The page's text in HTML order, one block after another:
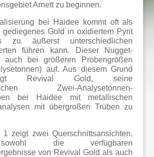
Arnett zu beginnen.
bei Haidee kommt oft als
gediegenes Gold in oxidiertem Pyrit
zu äußerst unterschiedlichen
führen kann. Dieser Nugget-
auch bei größeren Probengrößen
auf. Aus diesem Grund
Revival Gold, seine
Zwei-Analysetonnen-
bei Haidee mit metallischen
mit übergroßen Trüben zu
1 zeigt zwei Querschnittsansichten,
die verfügbaren
von Revival Gold als auch